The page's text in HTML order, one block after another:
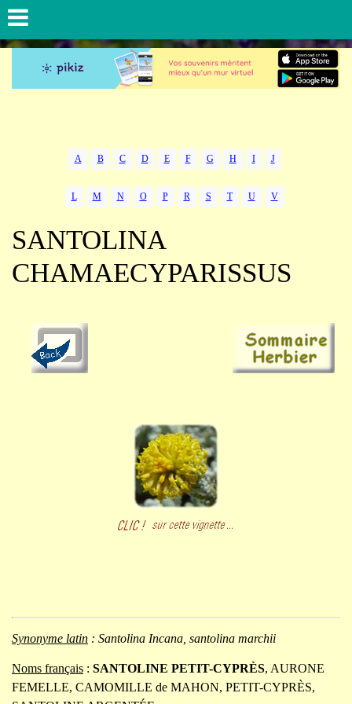
A B C D E F G H I J
L M N O P R S T U V
SANTOLINA
CHAMAECYPARISSUS
Synonyme latin : Santolina Incana, santolina marchii
Noms français : SANTOLINE PETIT-CYPRÈS, AURONE
FEMELLE, CAMOMILLE de MAHON, PETIT-CYPRÈS,